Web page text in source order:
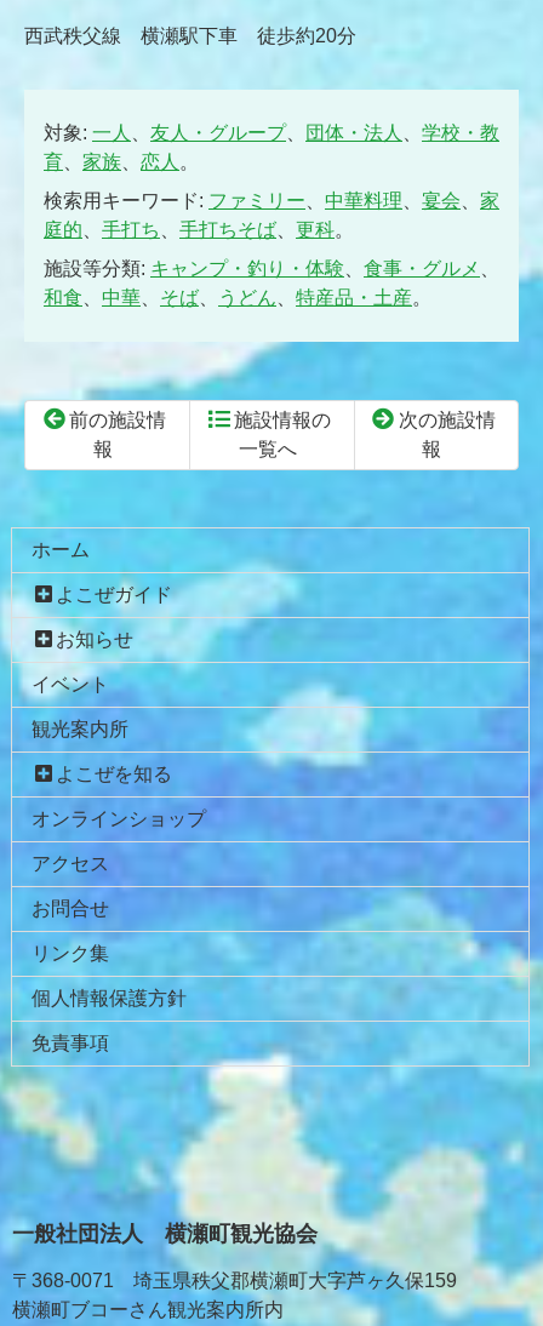
西武秩父線 横瀬駅下車 徒歩約20分
対象: 一人 友人・グループ、 団体・法人
学校・教
育
家族 恋人 。
検索用キーワード: ファミリー 中華料理 宴会
家
庭的
手打ち 手打ちそば 更科。
施設等分類: キャンプ・釣り・体験 食事・グルメ
和食
中華 そば うどん 特産品・土産。
前の施設情
報
施設情報の
一覧へ
次の施設情
報
ン
ツ
文
の
戻
の
先
へ
戻
ホーム
よこぜガイド
お知らせ
イベント
観光案内所
よこぜを知る
オンラインショップ
アクセス
お問合せ
リンク集
個人情報保護方針
免責事項
一般社団法人 横瀬町観光協会
〒368-0071 埼玉県秩父郡横瀬町大字芦ヶ久保159
横瀬町ブコーさん観光案内所内